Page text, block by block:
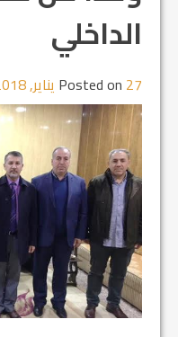
الداخلي
Posted on 27 يناير, 2018